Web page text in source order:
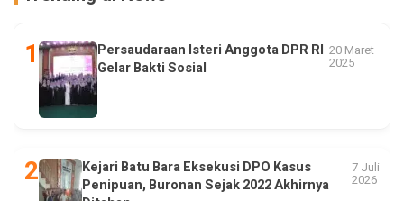
Persaudaraan Isteri Anggota DPR RI
Gelar Bakti Sosial
20 Maret
2025
Kejari Batu Bara Eksekusi DPO Kasus
Penipuan, Buronan Sejak 2022 Akhirnya
7 Juli
2026